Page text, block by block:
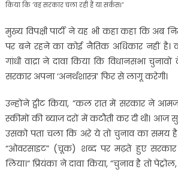
किया कि ‘वह सरकार चला रही हैं या सर्कस।”
मुख्य विपक्षी पार्टी ने यह भी कहा कहा कि अब
पर बने रहने का कोई नैतिक अधिकार नहीं है।
गांधी वाद्रा ने दावा किया कि विधानसभा
सरकार अपना ‘अनर्थशास्त्र’ फिर से लागू करेगी।
उन्होंने ट्वीट किया, ”कल रात में सरकार ने
स्कीमों की ब्याज दरों में कटौती कर दी थी। आज
उसको पता चला कि अरे ये तो चुनाव का समय है।
“ओवरसाइट” (चूक) शब्द पर मढ़ते हुए
लिया।” प्रियंका ने दावा किया, ”चुनाव है तो